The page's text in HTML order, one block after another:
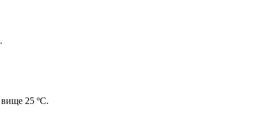
вище 25 ºС.